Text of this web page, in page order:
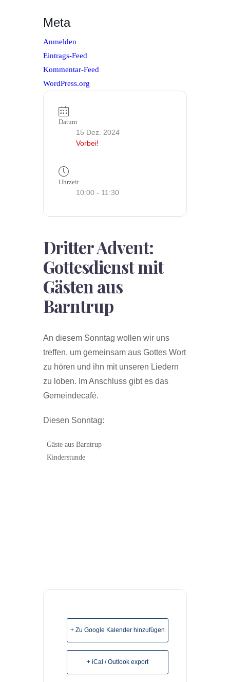
Meta
Anmelden
Eintrags-Feed
Kommentar-Feed
WordPress.org
Datum
15 Dez. 2024
Vorbei!
Uhrzeit
10:00 - 11:30
Dritter Advent:
Gottesdienst mit
Gästen aus
Barntrup
An diesem Sonntag wollen wir uns
treffen, um gemeinsam aus Gottes Wort
zu hören und ihn mit unseren Liedern
zu loben. Im Anschluss gibt es das
Gemeindecafé.
Diesen Sonntag:
Gäste aus Barntrup
Kinderstunde
+ Zu Google Kalender hinzufügen
+ iCal / Outlook export